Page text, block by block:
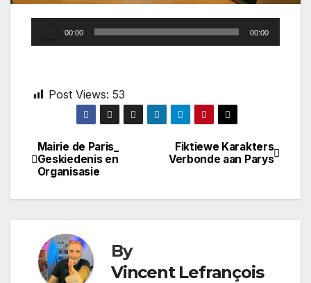
Player
00:00 00:00
Post Views: 53
Post
navigation
Fiktiewe Karakters
Verbonde aan Parys
Mairie de Paris_
Geskiedenis en
Organisasie
By
Vincent Lefrançois